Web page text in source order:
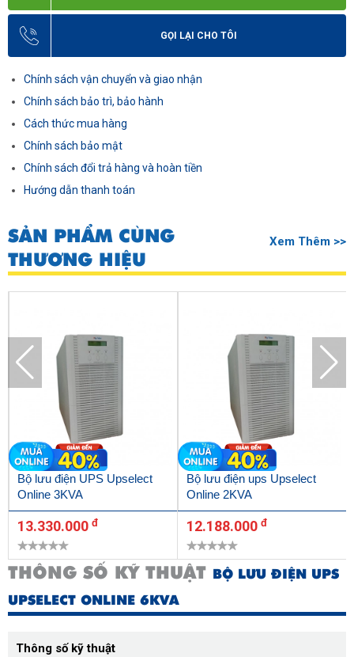
GỌI LẠI CHO TÔI
Chính sách vận chuyển và giao nhận
Chính sách bảo trì, bảo hành
Cách thức mua hàng
Chính sách bảo mật
Chính sách đổi trả hàng và hoàn tiền
Hướng dẫn thanh toán
SẢN PHẨM CÙNG
THƯƠNG HIỆU
Xem Thêm >>
Bộ lưu điện UPS Upselect
Online 3KVA
13.330.000 đ
Bộ lưu điện ups Upselect
Online 2KVA
12.188.000 đ
THÔNG SỐ KỸ THUẬT BỘ LƯU ĐIỆN UPS
UPSELECT ONLINE 6KVA
Thông số kỹ thuật